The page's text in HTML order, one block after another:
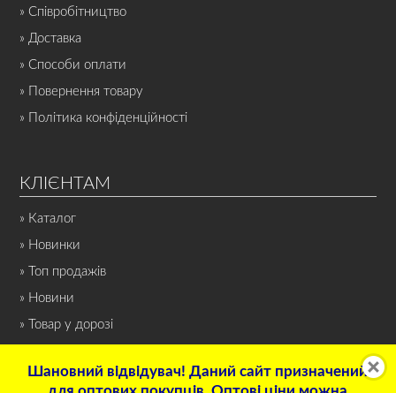
» Співробітництво
» Доставка
» Способи оплати
» Повернення товару
» Політика конфіденційності
КЛІЄНТАМ
» Каталог
» Новинки
» Топ продажів
» Новини
» Товар у дорозі
Шановний відвідувач! Даний сайт призначений